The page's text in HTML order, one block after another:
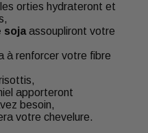
orties hydrateront et
sojaassoupliront votre
à renforcer votre fibre
apporteront
besoin,
votre chevelure.